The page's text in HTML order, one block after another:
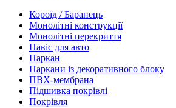
Короїд / Баранець
Монолітні конструкції
Монолітні перекриття
Навіс для авто
Паркан
Паркани із декоративного блоку
ПВХ-мембрана
Підшивка покрівлі
Покрівля